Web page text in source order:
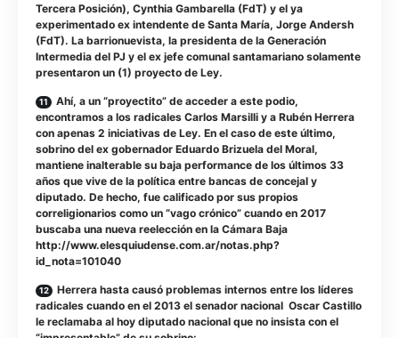
Tercera Posición), Cynthia Gambarella (FdT) y el ya
experimentado ex intendente de Santa María, Jorge Andersh
(FdT). La barrionuevista, la presidenta de la Generación
Intermedia del PJ y el ex jefe comunal santamariano solamente
presentaron un (1) proyecto de Ley.
Ahí, a un “proyectito” de acceder a este podio,
encontramos a los radicales Carlos Marsilli y a Rubén Herrera
con apenas 2 iniciativas de Ley. En el caso de este último,
sobrino del ex gobernador Eduardo Brizuela del Moral,
mantiene inalterable su baja performance de los últimos 33
años que vive de la política entre bancas de concejal y
diputado. De hecho, fue calificado por sus propios
correligionarios como un “vago crónico” cuando en 2017
buscaba una nueva reelección en la Cámara Baja
http://www.elesquiudense.com.ar/notas.php?
id_nota=101040
Herrera hasta causó problemas internos entre los líderes
radicales cuando en el 2013 el senador nacional Oscar Castillo
le reclamaba al hoy diputado nacional que no insista con el